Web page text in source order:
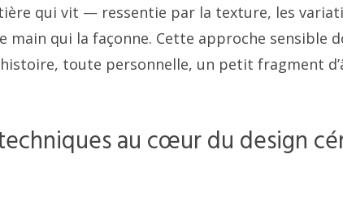
qui vit — ressentie par la texture, les
main qui la façonne. Cette approche sensible
toute personnelle, un petit fragment
au cœur du design